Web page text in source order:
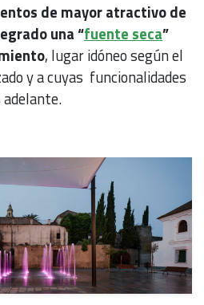
de mayor atractivo de
una “fuente seca”
, lugar idóneo según el
y a cuyas funcionalidades